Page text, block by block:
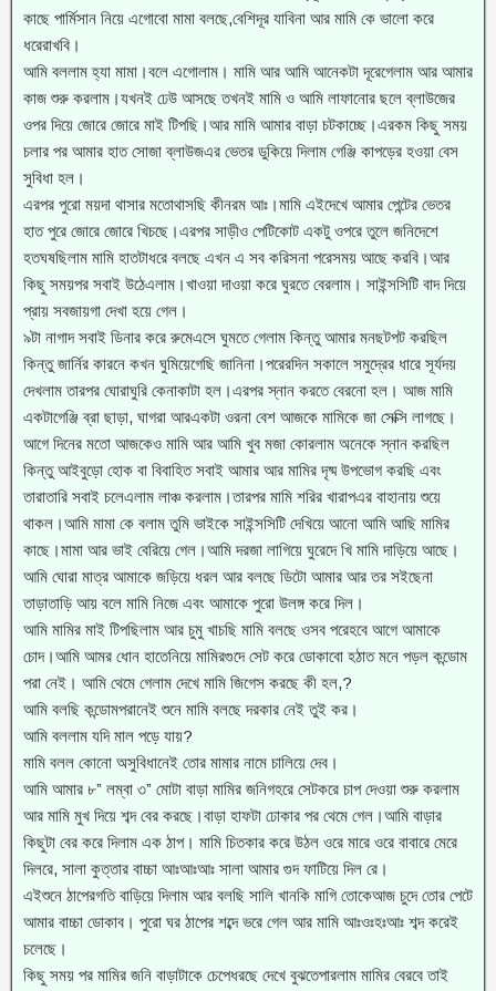
কাছে পার্মিসান নিয়ে এগোবো মামা বলছে,বেশিদূর যাবিনা আর মামি কে ভালো করে
ধরেরাখবি।
আমি বললাম হ্যা মামা।বলে এগোলাম। মামি আর আমি আনেকটা দূরেগেলাম আর আমার
কাজ শুরু করলাম।যখনই ঢেউ আসছে তখনই মামি ও আমি লাফানোর ছলে ব্লাউজের
ওপর দিয়ে জোরে জোরে মাই টিপছি।আর মামি আমার বাড়া চটকাচ্ছে।এরকম কিছু সময়
চলার পর আমার হাত সোজা ব্লাউজএর ভেতর ডুকিয়ে দিলাম গেঞ্জি কাপড়ের হওয়া বেস
সুবিধা হল।
এরপর পুরো ময়দা থাসার মতোথাসছি কীনরম আঃ।মামি এইদেখে আমার পেন্টের ভেতর
হাত পুরে জোরে জোরে খিচছে।এরপর সাড়ীও পেটিকোট একটু ওপরে তুলে জনিদেশে
হতঘষছিলাম মামি হাতটাধরে বলছে এখন এ সব করিসনা পরেসময় আছে করবি।আর
কিছু সময়পর সবাই উঠেএলাম।খাওয়া দাওয়া করে ঘুরতে বেরলাম। সাইন্সসিটি বাদ দিয়ে
প্রায় সবজায়গা দেখা হয়ে গেল।
৯টা নাগাদ সবাই ডিনার করে রুমেএসে ঘুমতে গেলাম কিন্তু আমার মনছটপট করছিল
কিন্তু জার্নির কারনে কখন ঘুমিয়েগেছি জানিনা।পরেরদিন সকালে সমুদ্রের ধারে সূর্যদয়
দেখলাম তারপর ঘোরাঘুরি কেনাকাটা হল।এরপর স্নান করতে বেরনো হল। আজ মামি
একটাগেঞ্জি ব্রা ছাড়া, ঘাগরা আরএকটা ওরনা বেশ আজকে মামিকে জা সেক্সি লাগছে।
আগে দিনের মতো আজকেও মামি আর আমি খুব মজা কোরলাম অনেকে স্নান করছিল
কিন্তু আইবুড়ো হোক বা বিবাহিত সবাই আমার আর মামির দৃষ্ম উপভোগ করছি এবং
তারাতারি সবাই চলেএলাম লাঞ্চ করলাম।তারপর মামি শরির খারাপএর বাহানায় শুয়ে
থাকল।আমি মামা কে বলাম তুমি ভাইকে সাইন্সসিটি দেখিয়ে আনো আমি আছি মামির
কাছে।মামা আর ভাই বেরিয়ে গেল।আমি দরজা লাগিয়ে ঘুরেদে খি মামি দাড়িয়ে আছে।
আমি ঘোরা মাত্র আমাকে জড়িয়ে ধরল আর বলছে ডিটো আমার আর তর সইছেনা
তাড়াতাড়ি আয় বলে মামি নিজে এবং আমাকে পুরো উলঙ্গ করে দিল।
আমি মামির মাই টিপছিলাম আর চুমু খাচছি মামি বলছে ওসব পরেহবে আগে আমাকে
চোদ।আমি আমর ধোন হাতেনিয়ে মামিরগুদে সেট করে ডোকাবো হঠাত মনে পড়ল কন্ডোম
পরা নেই। আমি থেমে গেলাম দেখে মামি জিগেস করছে কী হল,?
আমি বলছি কন্ডোমপরানেই শুনে মামি বলছে দরকার নেই তুই কর।
আমি বললাম যদি মাল পড়ে যায়?
মামি বলল কোনো অসুবিধানেই তোর মামার নামে চালিয়ে দেব।
আমি আমার ৮” লম্বা ৩” মোটা বাড়া মামির জনিগহরে সেটকরে চাপ দেওয়া শুরু করলাম
আর মামি মুখ দিয়ে শব্দ বের করছে।বাড়া হাফটা ঢোকার পর থেমে গেল।আমি বাড়ার
কিছুটা বের করে দিলাম এক ঠাপ। মামি চিতকার করে উঠল ওরে মারে ওরে বাবারে মেরে
দিলরে, সালা কুত্তার বাচ্চা আঃআঃআঃ সালা আমার গুদ ফাটিয়ে দিল রে।
এইশুনে ঠাপেরগতি বাড়িয়ে দিলাম আর বলছি সালি খানকি মাগি তোকেআজ চুদে তোর পেটে
আমার বাচ্চা ডোকাব। পুরো ঘর ঠাপের শব্দে ভরে গেল আর মামি আঃওঃহঃআঃ শব্দ করেই
চলেছে।
কিছু সময় পর মামির জনি বাড়াটাকে চেপেধরছে দেখে বুঝতেপারলাম মামির বেরবে তাই